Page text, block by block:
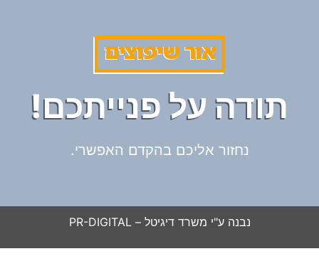
אור שיפוצים
תודה על פנייתכם!
נחזור אליכם בהקדם האפשרי.
נבנה ע"י משרד דיגיטל –PR-DIGITAL